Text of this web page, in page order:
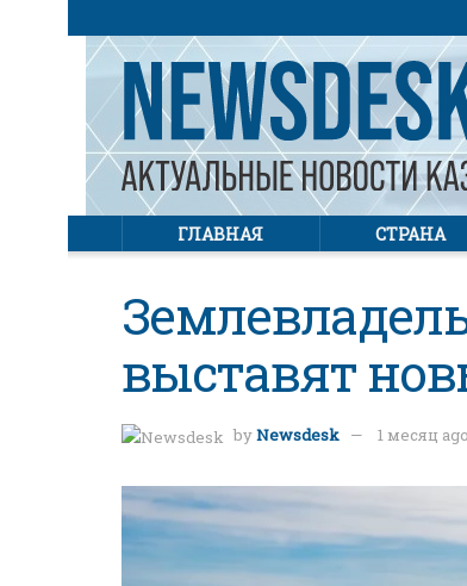
ГЛАВНАЯ СТРАНА
выставят
byNewsdesk 1 месяц ago